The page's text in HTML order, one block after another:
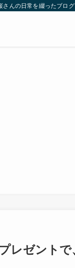
さんの日常を綴ったブロ
レゼントで